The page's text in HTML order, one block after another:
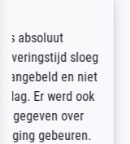
Sehr gute
des
sorgfältig
unser
Dank!